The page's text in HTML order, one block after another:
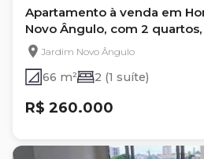
Apartamento à venda em
Novo Ângulo, com 2
Jardim Novo Ângulo
66 m² 2 (1 suíte)
R$ 260.000